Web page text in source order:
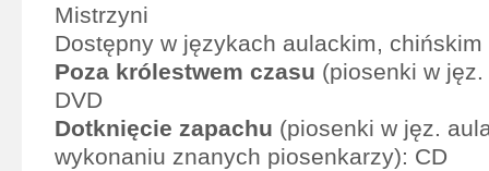
Mistrzyni
Dostępny w językach aulackim,
Poza królestwem czasu (piosenki w
DVD
Dotknięcie zapachu (piosenki w jęz.
wykonaniu znanych piosenkarzy): CD